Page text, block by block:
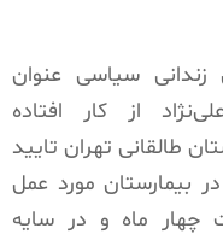
سیاسی عنوان
از کار افتاده
طالقانی تهران تایید
بیمارستان مورد عمل
چهار ماه و در سایه